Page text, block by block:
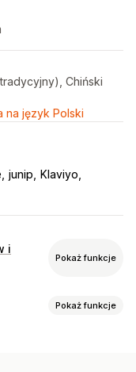
Chiński
na język Polski
junip
Klaviyo
i
Pokaż funkcje
Pokaż funkcje